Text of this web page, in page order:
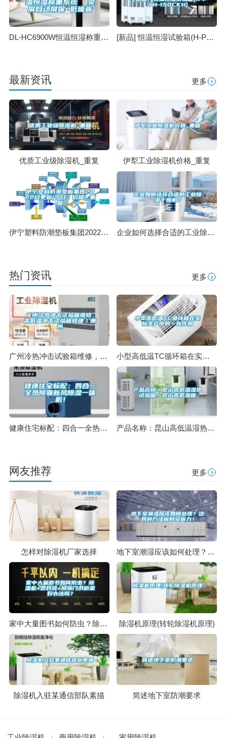
DL-HC6900W恒温恒湿称重系统 荧屏自动屏保 低噪音 [新品] 恒温恒湿试验箱(H-PTH-150CKH)
最新资讯 更多
优质工业级除湿机_重复 伊犁工业除湿机价格_重复
伊宁塑料防潮垫板集团2022已更新(今日／价格)_重复 企业如何选择合适的工业除湿干燥机？
热门资讯 更多
广州冷热冲击试验箱维修，高低温冲击试验箱修理／惠州 小型高低温TC循环箱在实际生产中的一些作用
健康住宅标配：四合一全热除霾新风除湿一体机！ 产品名称：昆山高低温湿热试验箱，昆山高低温箱
网友推荐 更多
怎样对除湿机厂家选择 地下室潮湿应该如何处理？这四种方法省时又省力！
家中大量图书如何防虫？除湿机+塑封袋+玻璃门书橱是好办法吗？ 除湿机原理(转轮除湿机原理)
除湿机入驻某通信部队素描 简述地下室防潮要求